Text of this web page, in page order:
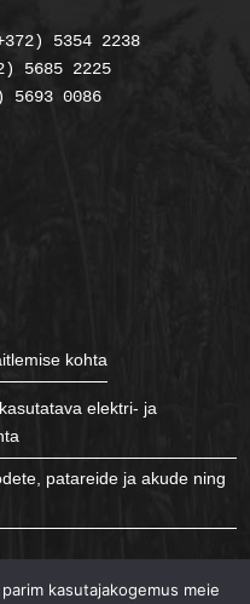
5354 2238
5685 2225
5693 0086
kohta
elektri- ja
patareide ja akude ning
kasutajakogemus meie